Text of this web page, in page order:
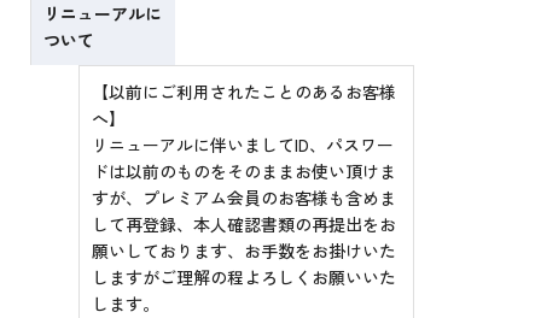
リニューアルに
ついて
【以前にご利用されたことのあるお客様
へ】
リニューアルに伴いましてID、パスワー
ドは以前のものをそのままお使い頂けま
すが、プレミアム会員のお客様も含めま
して再登録、本人確認書類の再提出をお
願いしております、お手数をお掛けいた
しますがご理解の程よろしくお願いいた
します。